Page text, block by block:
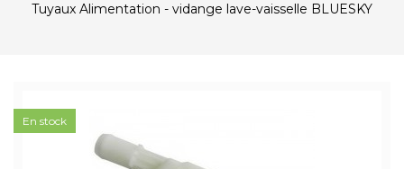
Tuyaux Alimentation - vidange lave-vaisselle BLUESKY
En stock